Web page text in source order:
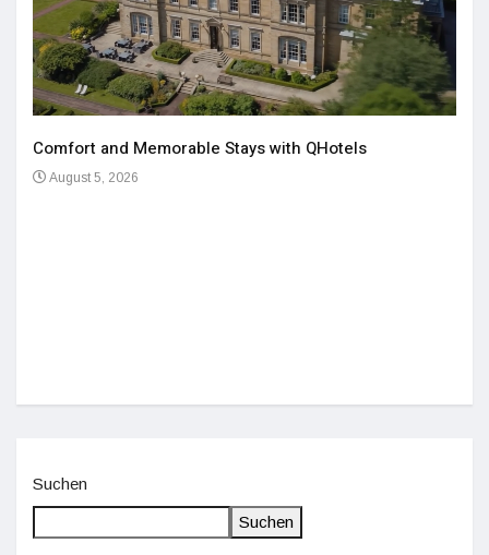
Comfort and Memorable Stays with QHotels
August 5, 2026
Suchen
Suchen